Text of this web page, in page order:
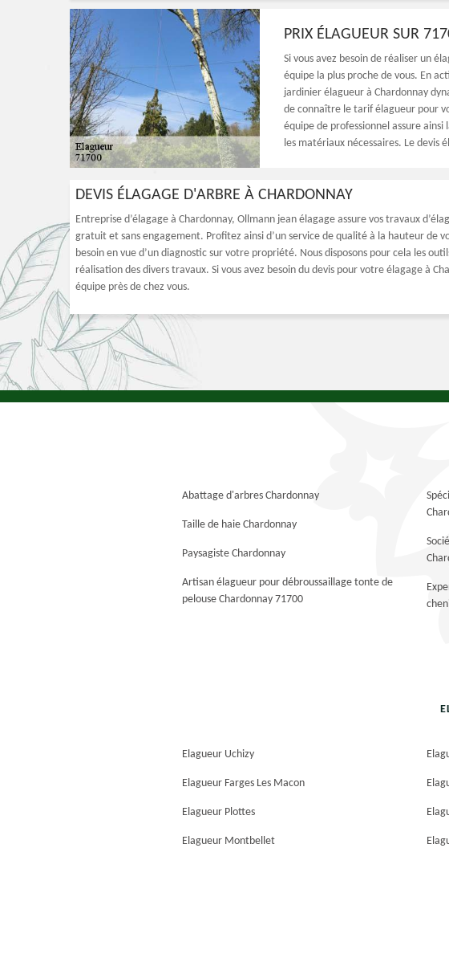
PRIX ÉLAGUEUR SUR
Si vous avez besoin de réaliser un
équipe la plus proche de vous. En
jardinier élagueur à Chardonnay
de connaître le tarif élagueur pour
équipe de professionnel assure
les matériaux nécessaires. Le devis
DEVIS ÉLAGAGE D'ARBRE À CHARDONNAY
Entreprise d’élagage à Chardonnay, Ollmann jean élagage assure vos travaux
gratuit et sans engagement. Profitez ainsi d’un service de qualité à la hauteur de
besoin en vue d’un diagnostic sur votre propriété. Nous disposons pour cela les
réalisation des divers travaux. Si vous avez besoin du devis pour votre élagage à
équipe près de chez vous.
Abattage d'arbres Chardonnay
Taille de haie Chardonnay
Paysagiste Chardonnay
Artisan élagueur pour débroussaillage tonte de
pelouse Chardonnay 71700
Elagueur Uchizy
Elagueur Farges Les Macon
Elagueur Plottes
Elagueur Montbellet